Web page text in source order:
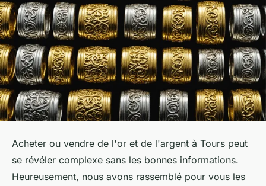
Acheter ou vendre de l'or et de l'argent à Tours peut
se révéler complexe sans les bonnes informations.
Heureusement, nous avons rassemblé pour vous les